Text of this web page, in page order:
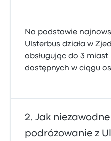
Na podstawie
Ulsterbus działa w
obsługując do 3
dostępnych w ciągu
Jak
podróżowanie z